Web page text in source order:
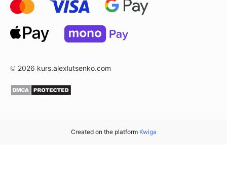
© 2026 kurs.alexlutsenko.com
Created on the platform Kwiga